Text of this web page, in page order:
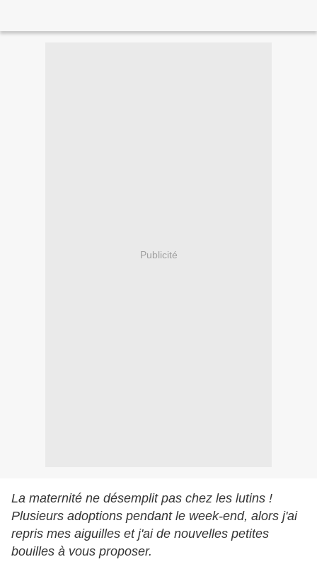
Publicité
La maternité ne désemplit pas chez les lutins !
Plusieurs adoptions pendant le week-end, alors j'ai
repris mes aiguilles et j'ai de nouvelles petites
bouilles à vous proposer.